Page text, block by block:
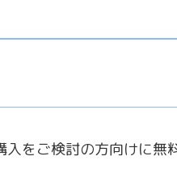
入をご検討の方向けに無